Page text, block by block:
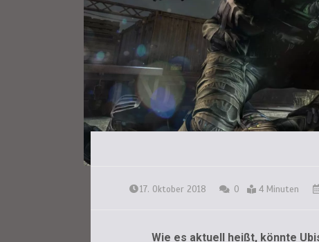
17. Oktober 2018 0 4 Minuten
Wie es aktuell heißt, könnte